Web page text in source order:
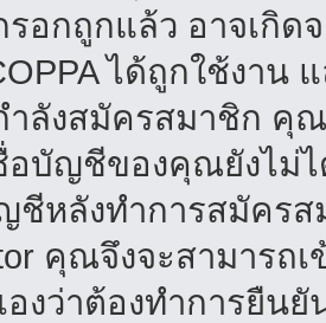
อกถูกแล้ว อาจเกิด
ได้ถูกใช้งาน
ลังสมัครสมาชิก คุ
อบัญชีของคุณยังไม่
หลังทำการสมัครส
คุณจึงจะสามาร
งว่าต้องทำการยืน